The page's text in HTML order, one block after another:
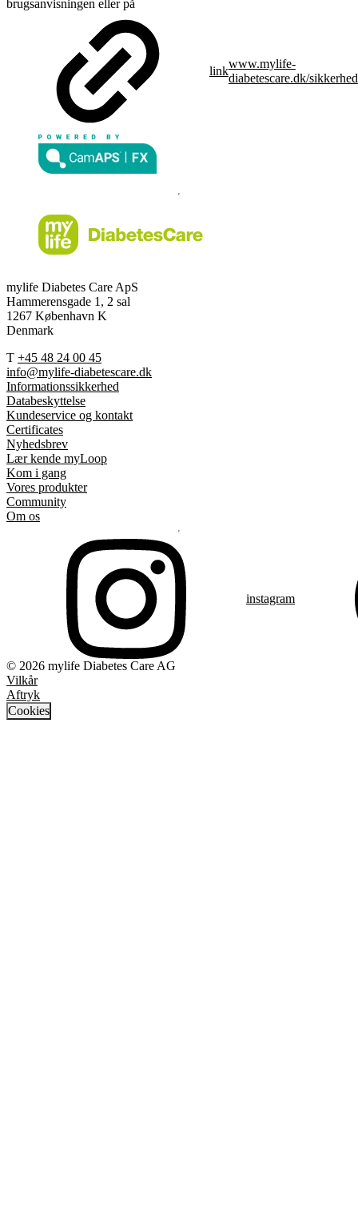
brugsanvisningen eller på
link
www.mylife-
diabetescare.dk/sikkerhed
mylife Diabetes Care ApS
Hammerensgade 1, 2 sal
1267 København K
Denmark
T +45 48 24 00 45
info@mylife-diabetescare.dk
Informationssikkerhed
Databeskyttelse
Kundeservice og kontakt
Certificates
Nyhedsbrev
Lær kende myLoop
Kom i gang
Vores produkter
Community
Om os
instagram
© 2026 mylife Diabetes Care AG
Vilkår
Aftryk
Cookies